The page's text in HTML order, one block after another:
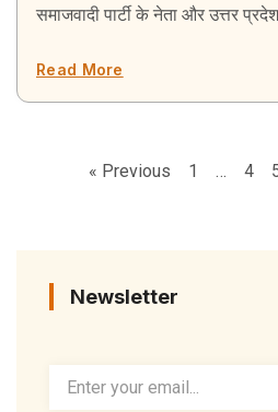
समाजवादी पार्टी के नेता और उत्तर
Read More
« Previous 1 … 4
Newsletter